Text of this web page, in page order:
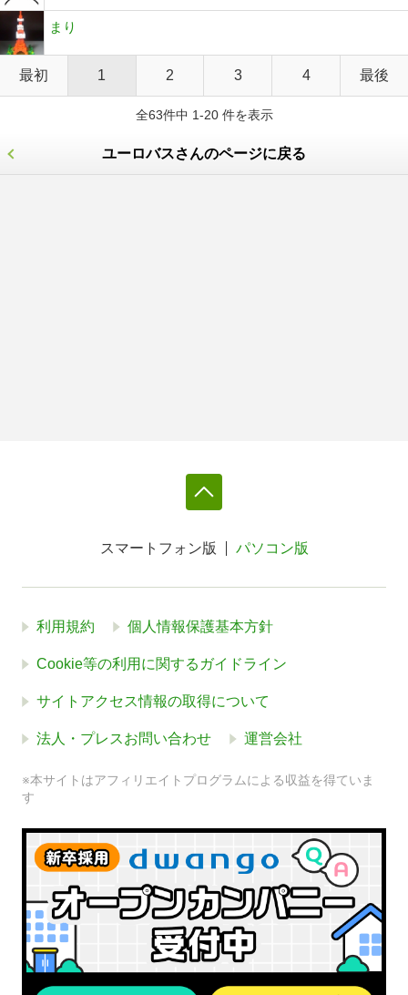
まり
最初 1 2 3 4 最後
全63件中 1-20 件を表示
ユーロバスさんのページに戻る
スマートフォン版 パソコン版
利用規約 個人情報保護基本方針
Cookie等の利用に関するガイドライン
サイトアクセス情報の取得について
法人・プレスお問い合わせ 運営会社
※本サイトはアフィリエイトプログラムによる収益を得ていま
す